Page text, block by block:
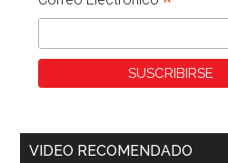
VIDEO RECOMENDADO